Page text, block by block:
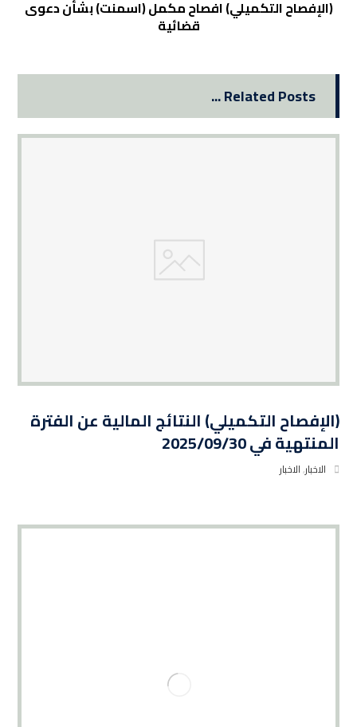
(الإفصاح التكميلي) افصاح مكمل (اسمنت) بشأن دعوى
قضائية
Related Posts ...
(الإفصاح التكميلي) النتائج المالية عن الفترة
المنتهية في 2025/09/30
الاخبار,الاخبار